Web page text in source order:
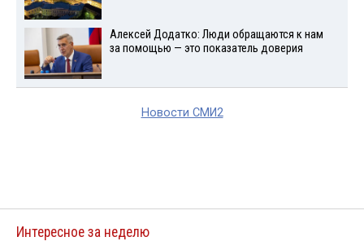
Алексей Додатко: Люди обращаются к нам
за помощью — это показатель доверия
Новости СМИ2
Интересное за неделю